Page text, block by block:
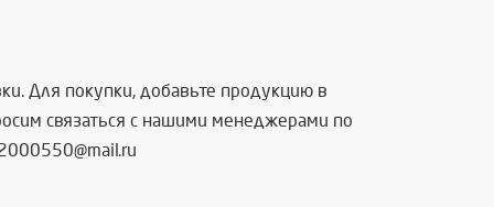
Для покупки, добавьте продукцию в
связаться с нашими менеджерами по